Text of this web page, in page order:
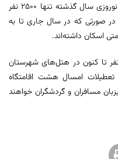
سلیمانی رباطی ادامه داد: در مجموع ایام نوروزی سال گذشته تنها 2500 نفر
در صورتی که در سال جاری تا به
با بیان اینکه از مجموع اسکان‌ها 162 نفر تا کنون در هتل‌های شهرستان
تعطیلات امسال هشت اقامتگاه
مسافران و گردشگران خواهند